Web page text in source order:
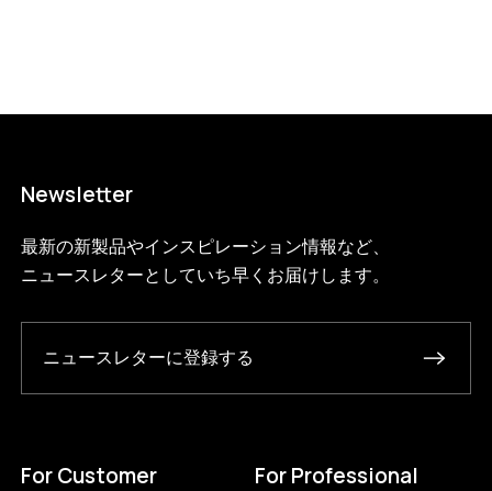
Newsletter
最新の新製品やインスピレーション情報など、
ニュースレターとしていち早くお届けします。
ニュースレターに登録する
For Customer For Professional